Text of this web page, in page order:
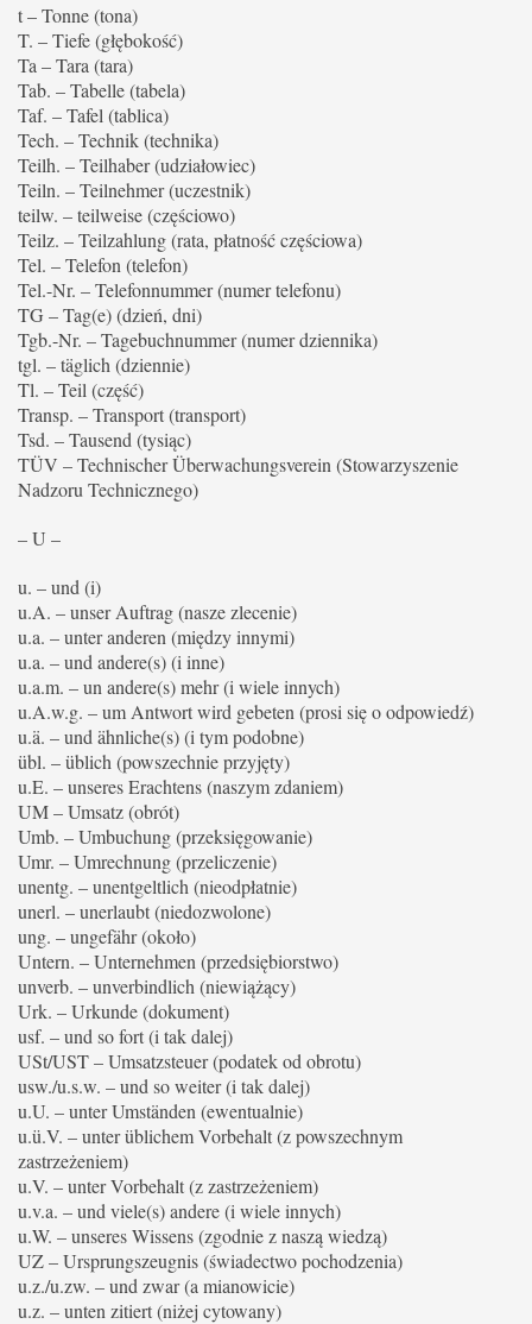
t – Tonne (tona)
T. – Tiefe (głębokość)
Ta – Tara (tara)
Tab. – Tabelle (tabela)
Taf. – Tafel (tablica)
Tech. – Technik (technika)
Teilh. – Teilhaber (udziałowiec)
Teiln. – Teilnehmer (uczestnik)
teilw. – teilweise (częściowo)
Teilz. – Teilzahlung (rata, płatność częściowa)
Tel. – Telefon (telefon)
Tel.-Nr. – Telefonnummer (numer telefonu)
TG – Tag(e) (dzień, dni)
Tgb.-Nr. – Tagebuchnummer (numer dziennika)
tgl. – täglich (dziennie)
Tl. – Teil (część)
Transp. – Transport (transport)
Tsd. – Tausend (tysiąc)
TÜV – Technischer Überwachungsverein (Stowarzyszenie
Nadzoru Technicznego)
– U –
u. – und (i)
u.A. – unser Auftrag (nasze zlecenie)
u.a. – unter anderen (między innymi)
u.a. – und andere(s) (i inne)
u.a.m. – un andere(s) mehr (i wiele innych)
u.A.w.g. – um Antwort wird gebeten (prosi się o odpowiedź)
u.ä. – und ähnliche(s) (i tym podobne)
übl. – üblich (powszechnie przyjęty)
u.E. – unseres Erachtens (naszym zdaniem)
UM – Umsatz (obrót)
Umb. – Umbuchung (przeksięgowanie)
Umr. – Umrechnung (przeliczenie)
unentg. – unentgeltlich (nieodpłatnie)
unerl. – unerlaubt (niedozwolone)
ung. – ungefähr (około)
Untern. – Unternehmen (przedsiębiorstwo)
unverb. – unverbindlich (niewiążący)
Urk. – Urkunde (dokument)
usf. – und so fort (i tak dalej)
USt/UST – Umsatzsteuer (podatek od obrotu)
usw./u.s.w. – und so weiter (i tak dalej)
u.U. – unter Umständen (ewentualnie)
u.ü.V. – unter üblichem Vorbehalt (z powszechnym
zastrzeżeniem)
u.V. – unter Vorbehalt (z zastrzeżeniem)
u.v.a. – und viele(s) andere (i wiele innych)
u.W. – unseres Wissens (zgodnie z naszą wiedzą)
UZ – Ursprungszeugnis (świadectwo pochodzenia)
u.z./u.zw. – und zwar (a mianowicie)
u.z. – unten zitiert (niżej cytowany)